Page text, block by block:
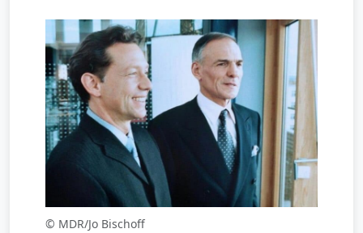
© MDR/Jo Bischoff